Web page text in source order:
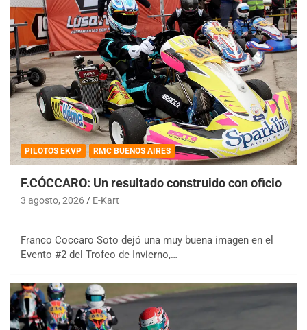
PILOTOS EKVP RMC BUENOS AIRES
F.CÓCCARO: Un resultado construido con oficio
3 agosto, 2026 E-Kart
Franco Coccaro Soto dejó una muy buena imagen en el
Evento #2 del Trofeo de Invierno,…